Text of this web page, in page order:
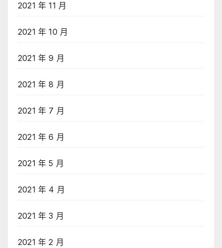
2021 年 11 月
2021 年 10 月
2021 年 9 月
2021 年 8 月
2021 年 7 月
2021 年 6 月
2021 年 5 月
2021 年 4 月
2021 年 3 月
2021 年 2 月